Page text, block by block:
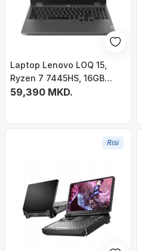
Laptop Lenovo LOQ 15,
Ryzen 7 7445HS, 16GB
RAM, 512GB SSD, RTX 3050,
59,390 MKD.
Risi